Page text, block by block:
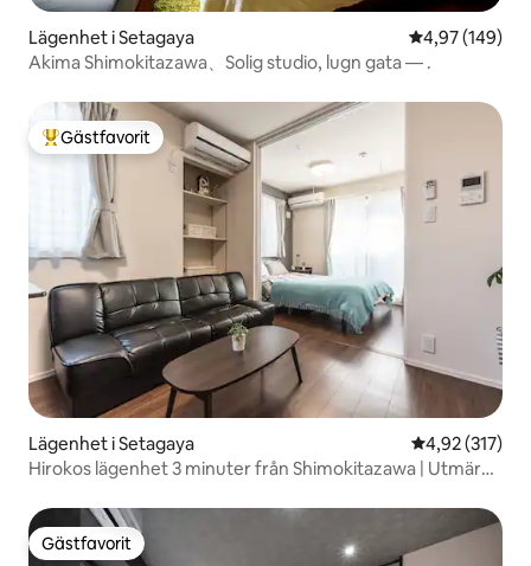
Lägenhet i Setagaya 4,97 av 5 i
4,97 (149)
Akima Shimokitazawa、Solig studio, lugn gata — .
Populär gästfavorit
Gästfavorit
Lägenhet i Setagaya 4,92 av 5 i
4,92 (317)
Hirokos lägenhet 3 minuter från Shimokitazawa | Utmärkt
enkelsängar.
Gästfavorit
Gästfavorit